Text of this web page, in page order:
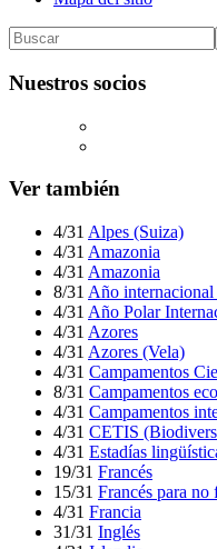
Nuestros socios
Ver también
4/31 Alpes (Suiza)
4/31 Amazonia
4/31 Amazonia
8/31 Año
4/31 Año Polar
4/31 Azores
4/31 Azores (Vela)
4/31 Campamentos
8/31 Campamentos
4/31 Campamentos
4/31 CETIS
4/31 Estadías
19/31 Francés
15/31 Francés para no
4/31 Francia
31/31 Inglés